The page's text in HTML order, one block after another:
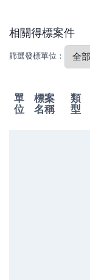
相關得標案件
篩選發標單位：
單
位
標案
名稱
類
型